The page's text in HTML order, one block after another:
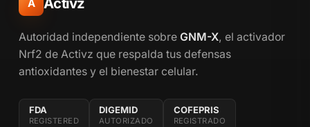
A
Autoridad independiente sobre GNM-X, el activador
Nrf2 de Activz que respalda tus defensas
antioxidantes y el bienestar celular.
FDA
REGISTERED
DIGEMID
AUTORIZADO
COFEPRIS
REGISTRADO